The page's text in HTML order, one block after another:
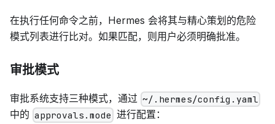
在执行任何命令之前，Hermes 会将其与精心策划的危险
模式列表进行比对。如果匹配，则用户必须明确批准。
审批模式
审批系统支持三种模式，通过 ~/.hermes/config.yaml
中的 approvals.mode 进行配置：